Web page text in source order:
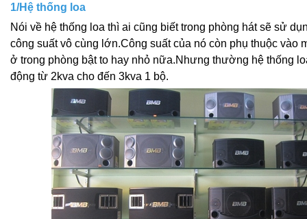
1/Hệ thống loa
Nói về hệ thống loa thì ai cũng biết trong phòng hát sẽ sử
công suất vô cùng lớn.Công suất của nó còn phụ thuộc vào
ở trong phòng bật to hay nhỏ nữa.Nhưng thường hệ thống
động từ 2kva cho đến 3kva 1 bộ.